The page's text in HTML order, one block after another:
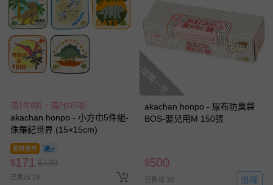
滿1件9折，滿2件85折
akachan honpo - 小方巾5件組-
侏羅紀世界 (15×15cm)
即將售完
$171 $190
已售出 29
搶購一空
akachan honpo - 尿布防臭袋
BOS-嬰兒用M 150張
$500
已售出 39 追蹤